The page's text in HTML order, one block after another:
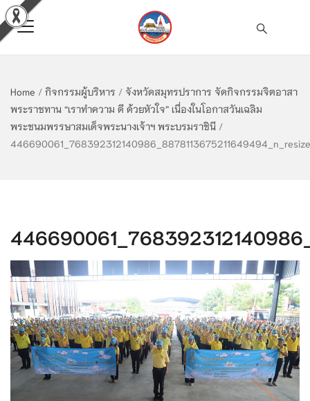
Home / กิจกรรมผู้บริหาร / จังหวัดสมุทรปราการ จัดกิจกรรมจิตอาสา
พระราชทาน “เราทำความ ดี ด้วยหัวใจ” เนื่องในโอกาสวันเฉลิม
พระชนมพรรษาสมเด็จพระนางเจ้าฯ พระบรมราชินี /
446690061_768392312140986_8878113675211649494_n_resize